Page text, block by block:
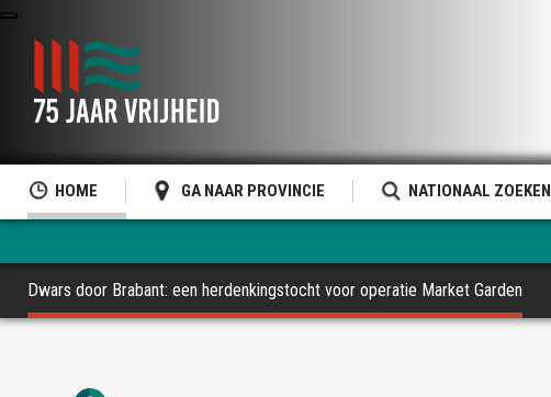
HOME GA NAAR PROVINCIE NATIONAAL ZOEKEN
Dwars door Brabant: een herdenkingstocht voor operatie Market Garden